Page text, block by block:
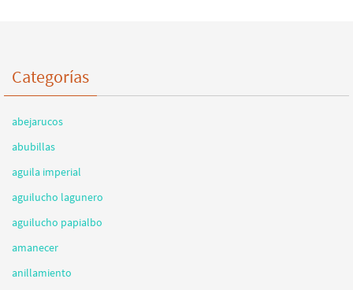
Categorías
abejarucos
abubillas
aguila imperial
aguilucho lagunero
aguilucho papialbo
amanecer
anillamiento